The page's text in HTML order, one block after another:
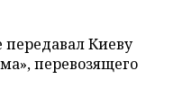
Киеву
перевозящего